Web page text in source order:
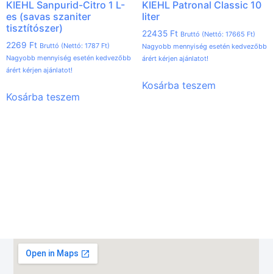
KIEHL Sanpurid-Citro 1 L-
es (savas szaniter
tisztítószer)
2269 Ft Bruttó (Nettó: 1787 Ft)
Nagyobb mennyiség esetén kedvezőbb
árért kérjen ajánlatot!
Kosárba teszem
KIEHL Patronal Classic 10
liter
22435 Ft Bruttó (Nettó: 17665 Ft)
Nagyobb mennyiség esetén kedvezőbb
árért kérjen ajánlatot!
Kosárba teszem